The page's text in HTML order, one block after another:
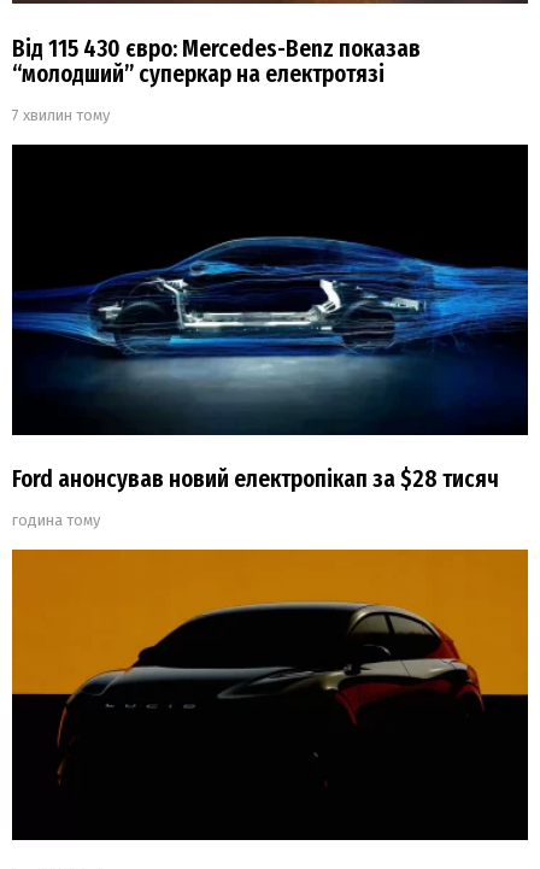
Від 115 430 євро: Mercedes-Benz показав
“молодший” суперкар на електротязі
7 хвилин тому
Ford анонсував новий електропікап за $28 тисяч
година тому